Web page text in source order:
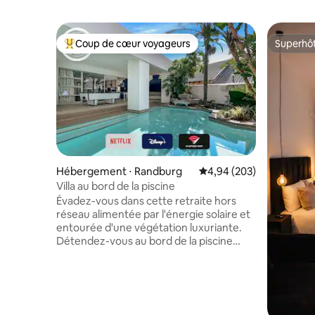
Coups de cœur voyageurs les plus appréciés
Coup de cœur voyageurs
Hébergement ⋅ Randburg Évaluation moyenne
4,94 (203)
Villa au bord de la piscine
Évadez-vous dans cette retraite hors
réseau alimentée par l'énergie solaire et
entourée d'une végétation luxuriante.
Détendez-vous au bord de la piscine